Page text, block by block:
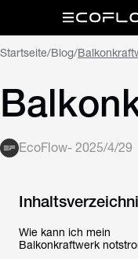
Startseite/Blog/
EcoFlow- 2025/4/29
Wie kann ich mein
Balkonkraftwerk